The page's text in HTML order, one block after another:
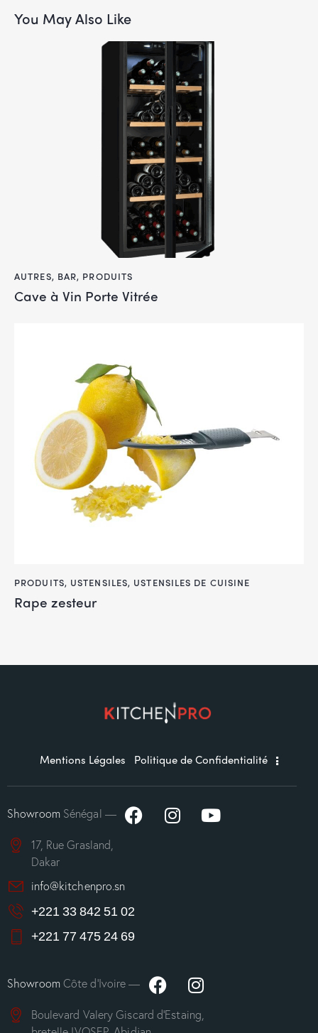
You May Also Like
AUTRES, BAR, PRODUITS
Cave à Vin Porte Vitrée
PRODUITS, USTENSILES, USTENSILES DE CUISINE
Rape zesteur
Mentions Légales Politique de Confidentialité
ShowroomSénégal —
17, Rue Grasland,
Dakar
info@kitchenpro.sn
+221 33 842 51 02
+221 77 475 24 69
ShowroomCôte d’Ivoire —
Boulevard Valery Giscard d’Estaing,